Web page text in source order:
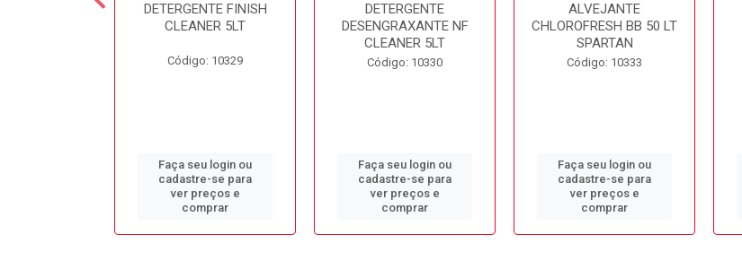
DETERGENTE FINISH
CLEANER 5LT
Código: 10329
Faça seu login ou
cadastre-se para
ver preços e
comprar
DETERGENTE
DESENGRAXANTE NF
CLEANER 5LT
Código: 10330
Faça seu login ou
cadastre-se para
ver preços e
comprar
ALVEJANTE
CHLOROFRESH BB 50 LT
SPARTAN
Código: 10333
Faça seu login ou
cadastre-se para
ver preços e
comprar